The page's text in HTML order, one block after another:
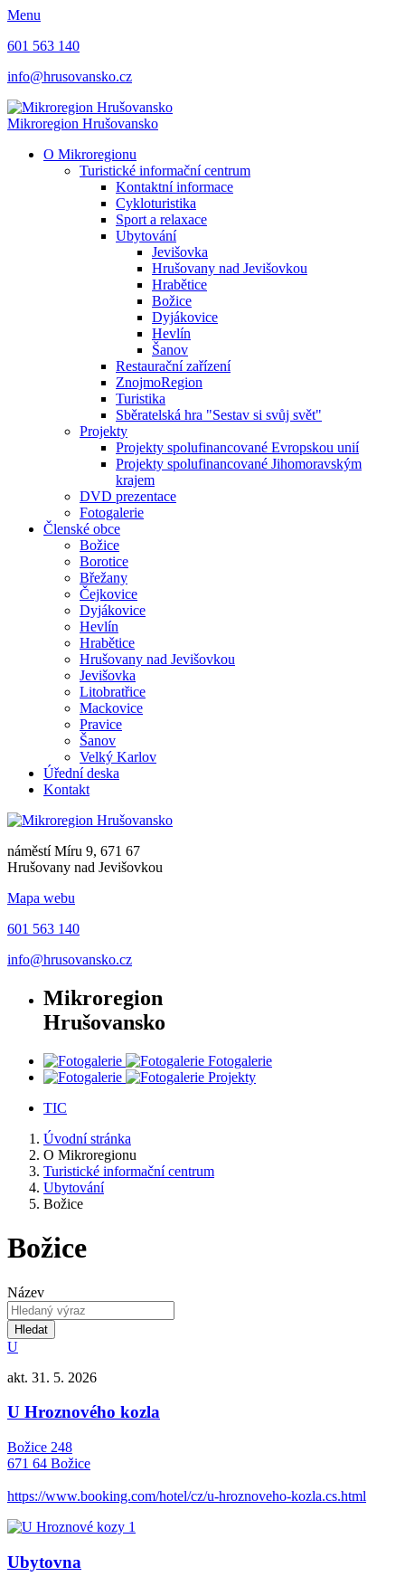
Menu
601 563 140
info@hrusovansko.cz
Mikroregion Hrušovansko
O Mikroregionu
Turistické informační centrum
Kontaktní informace
Cykloturistika
Sport a relaxace
Ubytování
Jevišovka
Hrušovany nad Jevišovkou
Hrabětice
Božice
Dyjákovice
Hevlín
Šanov
Restaurační zařízení
ZnojmoRegion
Turistika
Sběratelská hra "Sestav si svůj svět"
Projekty
Projekty spolufinancované Evropskou unií
Projekty spolufinancované Jihomoravským
krajem
DVD prezentace
Fotogalerie
Členské obce
Božice
Borotice
Břežany
Čejkovice
Dyjákovice
Hevlín
Hrabětice
Hrušovany nad Jevišovkou
Jevišovka
Litobratřice
Mackovice
Pravice
Šanov
Velký Karlov
Úřední deska
Kontakt
náměstí Míru 9, 671 67
Hrušovany nad Jevišovkou
Mapa webu
601 563 140
info@hrusovansko.cz
Mikroregion
Hrušovansko
Fotogalerie
Projekty
TIC
Úvodní stránka
O Mikroregionu
Turistické informační centrum
Ubytování
Božice
Božice
Název
Hledat
U
akt. 31. 5. 2026
U Hroznového kozla
Božice 248
671 64 Božice
https://www.booking.com/hotel/cz/u-hroznoveho-kozla.cs.html
Ubytovna